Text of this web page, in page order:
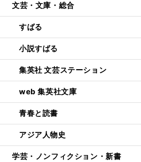
文芸・文庫・総合
すばる
小説すばる
集英社 文芸ステーション
web 集英社文庫
青春と読書
アジア人物史
学芸・ノンフィクション・新書